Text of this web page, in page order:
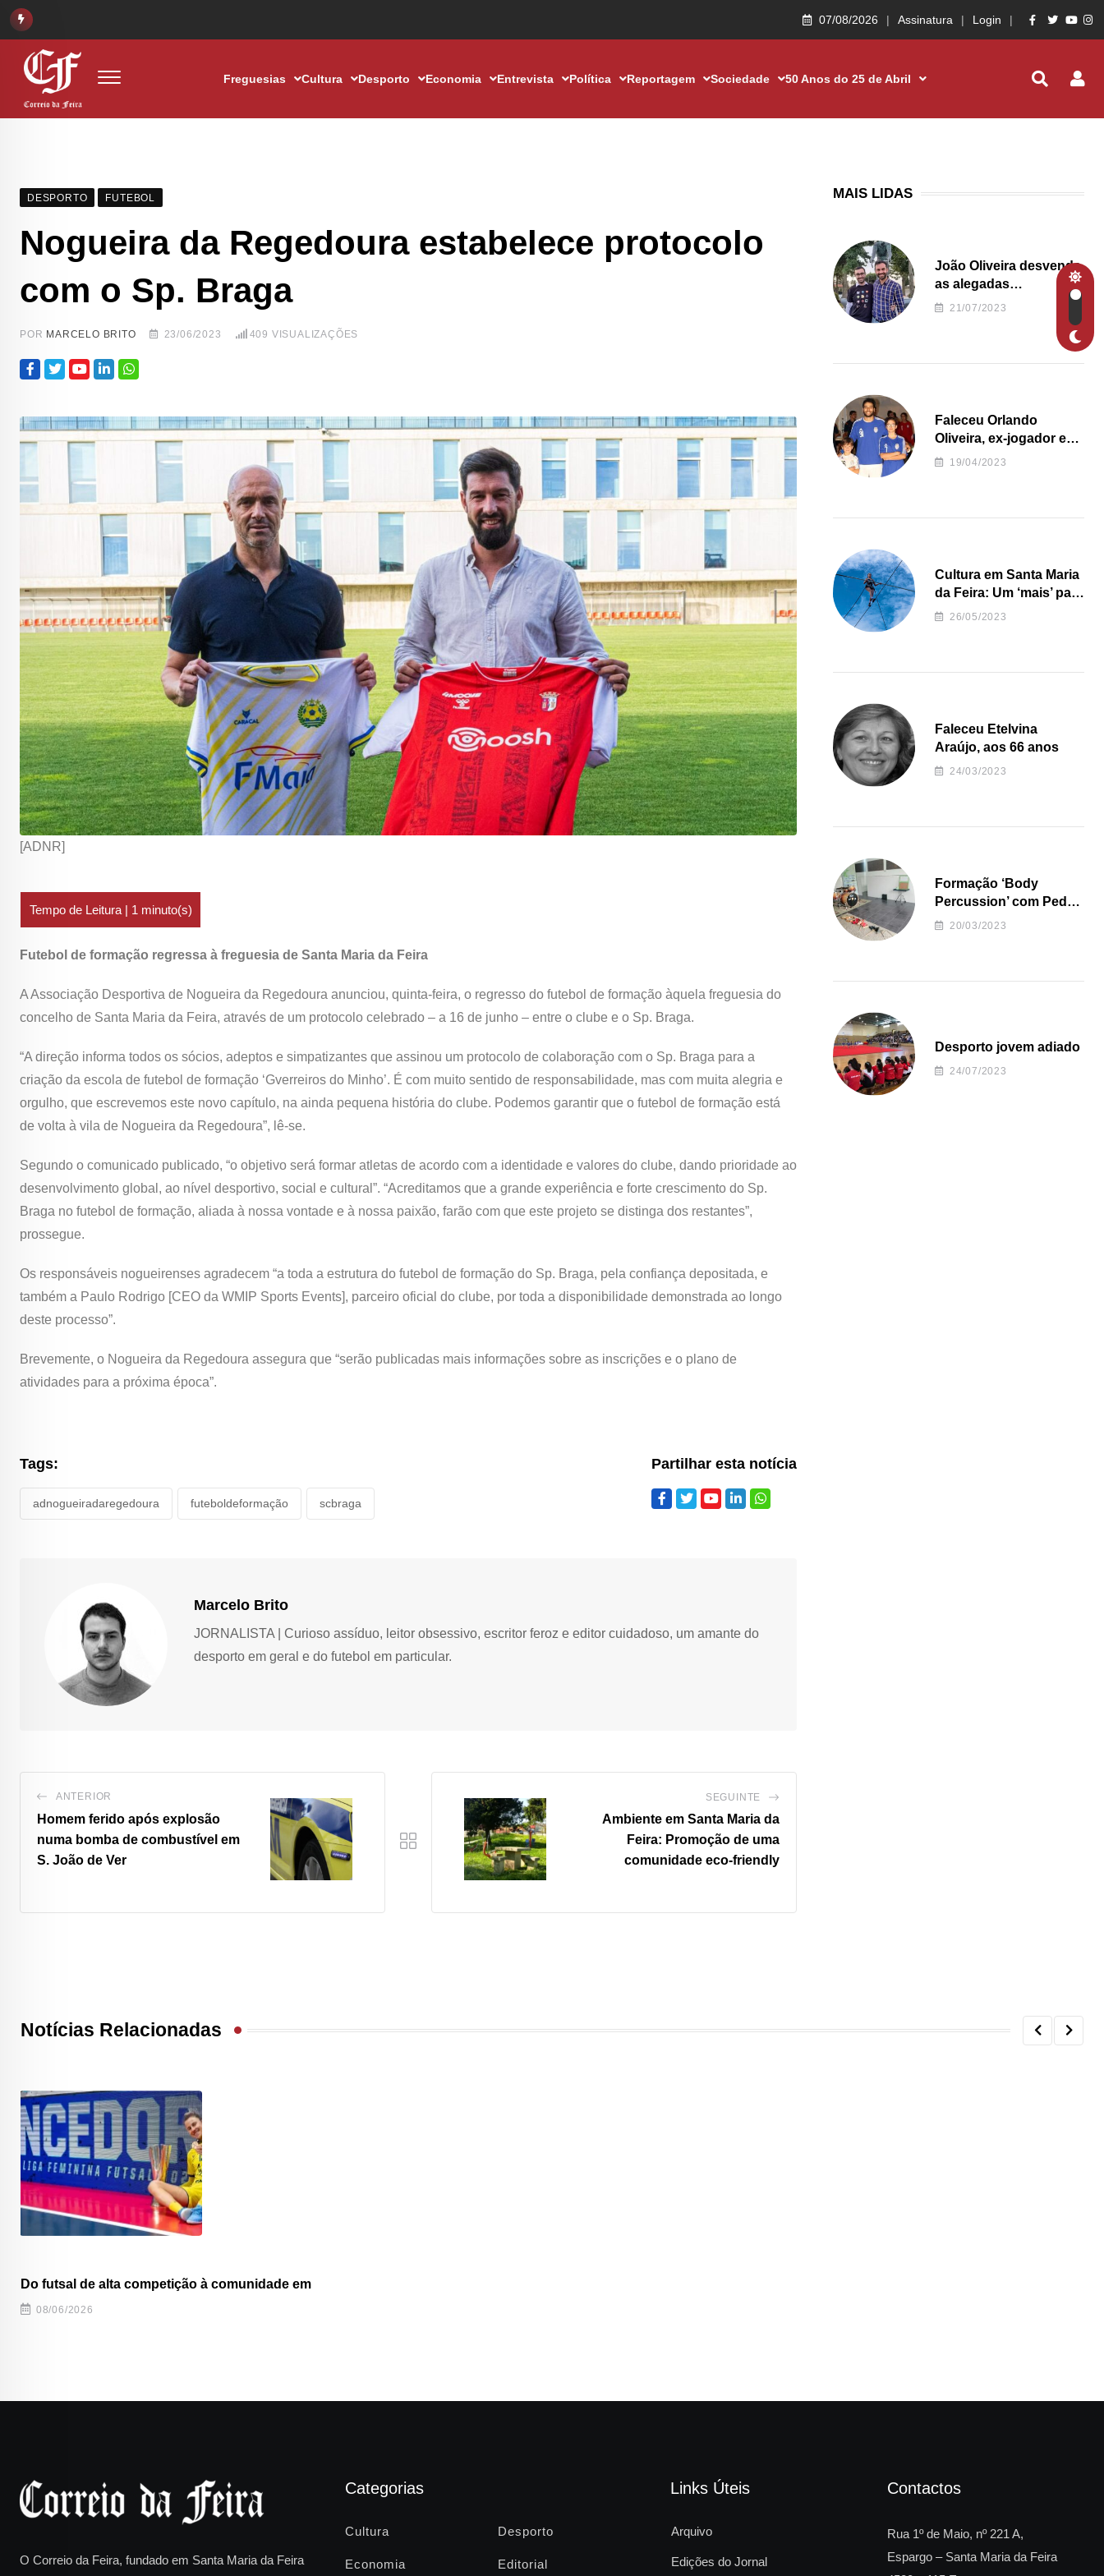
07/08/2026 Assinatura Login
Freguesias Cultura Desporto Economia Entrevista Política Reportagem Sociedade 50 Anos do 25 de Abril
DESPORTO FUTEBOL
Nogueira da Regedoura estabelece protocolo
com o Sp. Braga
POR MARCELO BRITO 23/06/2023 409 VISUALIZAÇÕES
[ADNR]
Futebol de formação regressa à freguesia de Santa Maria da Feira
A Associação Desportiva de Nogueira da Regedoura anunciou, quinta-feira, o regresso do futebol de formação àquela freguesia do
concelho de Santa Maria da Feira, através de um protocolo celebrado – a 16 de junho – entre o clube e o Sp. Braga.
“A direção informa todos os sócios, adeptos e simpatizantes que assinou um protocolo de colaboração com o Sp. Braga para a
criação da escola de futebol de formação ‘Gverreiros do Minho’. É com muito sentido de responsabilidade, mas com muita alegria e
orgulho, que escrevemos este novo capítulo, na ainda pequena história do clube. Podemos garantir que o futebol de formação está
de volta à vila de Nogueira da Regedoura”, lê-se.
Segundo o comunicado publicado, “o objetivo será formar atletas de acordo com a identidade e valores do clube, dando prioridade ao
desenvolvimento global, ao nível desportivo, social e cultural”. “Acreditamos que a grande experiência e forte crescimento do Sp.
Braga no futebol de formação, aliada à nossa vontade e à nossa paixão, farão com que este projeto se distinga dos restantes”,
prossegue.
Os responsáveis nogueirenses agradecem “a toda a estrutura do futebol de formação do Sp. Braga, pela confiança depositada, e
também a Paulo Rodrigo [CEO da WMIP Sports Events], parceiro oficial do clube, por toda a disponibilidade demonstrada ao longo
deste processo”.
Brevemente, o Nogueira da Regedoura assegura que “serão publicadas mais informações sobre as inscrições e o plano de
atividades para a próxima época”.
Tags:
adnogueiradaregedoura futeboldeformação scbraga
Partilhar esta notícia
Marcelo Brito
JORNALISTA | Curioso assíduo, leitor obsessivo, escritor feroz e editor cuidadoso, um amante do
desporto em geral e do futebol em particular.
ANTERIOR
Homem ferido após explosão
numa bomba de combustível em
S. João de Ver
SEGUINTE
Ambiente em Santa Maria da
Feira: Promoção de uma
comunidade eco-friendly
MAIS LIDAS
João Oliveira desvenda
as alegadas
irregularidades da
Junta de Freguesia S.
21/07/2023
Faleceu Orlando
Oliveira, ex-jogador e
treinador da formação
19/04/2023
Cultura em Santa Maria
da Feira: Um ‘mais’ para
o Concelho
26/05/2023
Faleceu Etelvina
Araújo, aos 66 anos
24/03/2023
Formação ‘Body
Percussion’ com Pedro
Almeida
20/03/2023
Desporto jovem adiado
24/07/2023
Notícias Relacionadas
Do futsal de alta competição à comunidade em
08/06/2026
O Correio da Feira, fundado em Santa Maria da Feira
Categorias
Cultura Desporto
Economia Editorial
Links Úteis
Arquivo
Edições do Jornal
Contactos
Rua 1º de Maio, nº 221 A,
Espargo – Santa Maria da Feira